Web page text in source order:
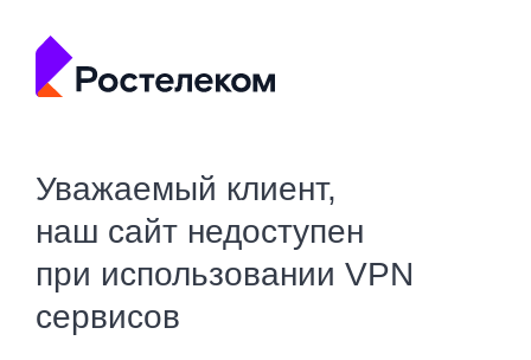
Уважаемый клиент,
наш сайт недоступен
при использовании VPN
сервисов